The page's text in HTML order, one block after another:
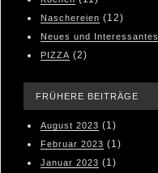
Naschereien (12)
Neues und Interessantes
PIZZA (2)
FRÜHERE BEITRÄGE
August 2023 (1)
Februar 2023 (1)
Januar 2023 (1)